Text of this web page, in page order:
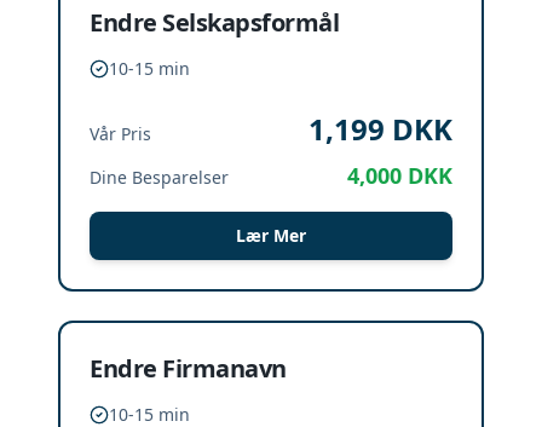
Endre Selskapsformål
10-15 min
Vår Pris 1,199 DKK
Dine Besparelser 4,000 DKK
Lær Mer
Endre Firmanavn
10-15 min